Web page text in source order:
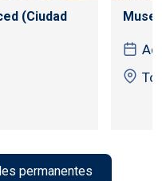
(Ciudad
permanentes